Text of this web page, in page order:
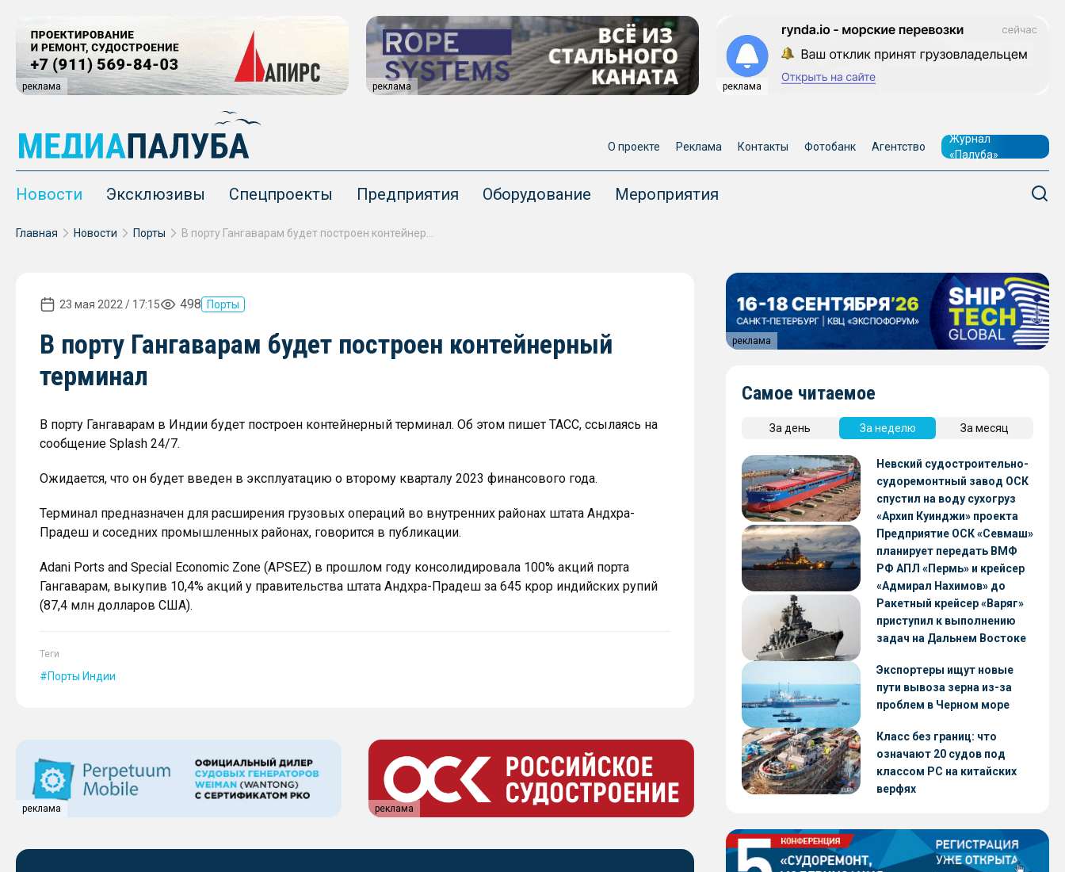
реклама реклама реклама
О проекте Реклама Контакты Фотобанк Агентство
Журнал
«Палуба»
Новости Эксклюзивы Спецпроекты Предприятия Оборудование Мероприятия
Главная Новости Порты
23 мая 2022 / 17:15 498 Порты
В порту Гангаварам будет построен контейнерный
терминал
В порту Гангаварам в Индии будет построен контейнерный терминал. Об этом пишет ТАСС, ссылаясь на
сообщение Splash 24/7.
Ожидается, что он будет введен в эксплуатацию о второму кварталу 2023 финансового года.
Терминал предназначен для расширения грузовых операций во внутренних районах штата Андхра-
Прадеш и соседних промышленных районах, говорится в публикации.
Adani Ports and Special Economic Zone (APSEZ) в прошлом году консолидировала 100% акций порта
Гангаварам, выкупив 10,4% акций у правительства штата Андхра-Прадеш за 645 крор индийских рупий
(87,4 млн долларов США).
Теги
Порты Индии
реклама реклама
реклама
Самое читаемое
За день За неделю За месяц
Невский судостроительно-
судоремонтный завод ОСК
спустил на воду сухогруз
«Архип Куинджи» проекта
RSD59
Предприятие ОСК «Севмаш»
планирует передать ВМФ
РФ АПЛ «Пермь» и крейсер
«Адмирал Нахимов» до
конца 2026 года
Ракетный крейсер «Варяг»
приступил к выполнению
задач на Дальнем Востоке
Экспортеры ищут новые
пути вывоза зерна из-за
проблем в Черном море
Класс без границ: что
означают 20 судов под
классом РС на китайских
верфях